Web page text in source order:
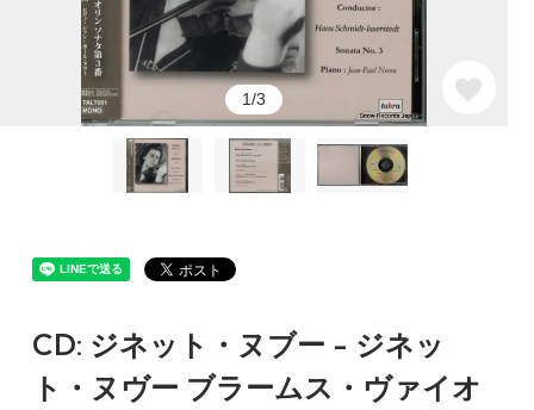
1/3
CD: ジネット・ヌブー - ジネッ
ト・ヌヴー ブラームス・ヴァイオ